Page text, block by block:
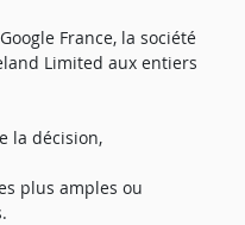
France, la société
Limited aux entiers
la décision,
plus amples ou